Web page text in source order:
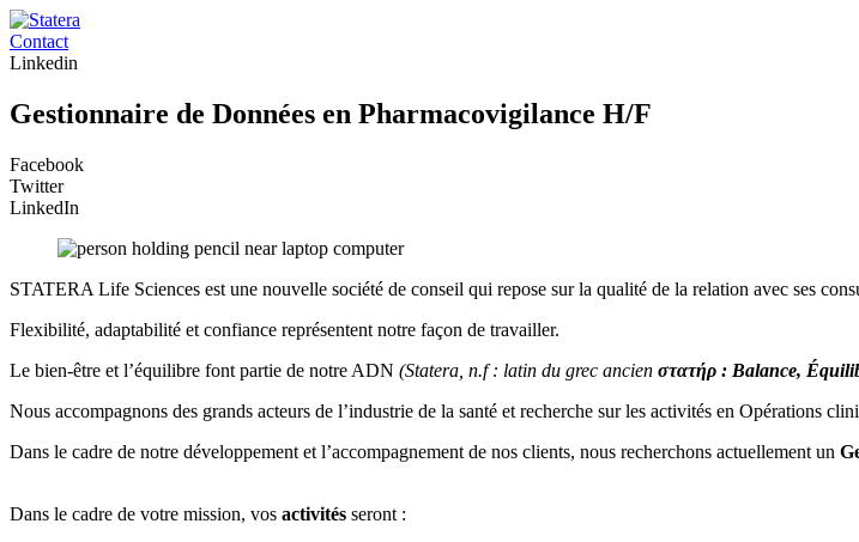
Contact
Linkedin
Gestionnaire de Données en Pharmacovigilance H/F
Facebook
Twitter
LinkedIn
STATERA Life Sciences est une nouvelle société de conseil qui repose sur la qualité de la relation avec ses
Flexibilité, adaptabilité et confiance représentent notre façon de travailler.
Le bien-être et l’équilibre font partie de notre ADN (Statera, n.f : latin du grec ancien στατήρ : Balance,
Nous accompagnons des grands acteurs de l’industrie de la santé et recherche sur les activités en Opérations
Dans le cadre de notre développement et l’accompagnement de nos clients, nous recherchons actuellement un
Dans le cadre de votre mission, vos activités seront :